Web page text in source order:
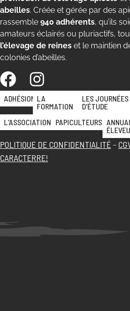
abeilles. Créée et gérée par des
rassemble 940 adhérents, qu’ils
amateurs éclairés ou pluriactifs,
l’élevage de reines et le maintien
colonies d’abeilles.
ADHÉSION LA
FORMATION
LES JOURNÉES
D'ÉTUDE
L'ASSOCIATION PAPICULTEURS
POLITIQUE DE CONFIDENTIALITÉ–
CARACTERRE!